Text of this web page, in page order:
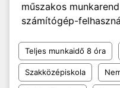
műszakos
számítógép-
Teljes munkaidő 8 óra
Szakközépiskola